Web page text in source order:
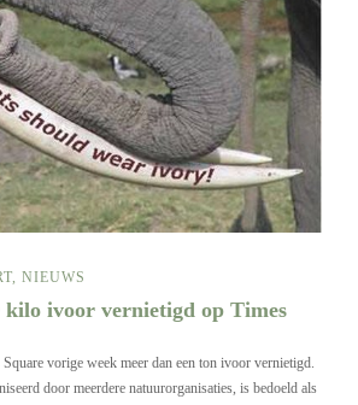
, NIEUWS
kilo ivoor vernietigd op Times
vorige week meer dan een ton ivoor vernietigd.
door meerdere natuurorganisaties, is bedoeld als